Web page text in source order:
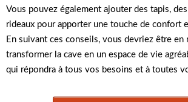
Vous pouvez également ajouter des tapis,
rideaux pour apporter une touche de confort
En suivant ces conseils, vous devriez être en
transformer la cave en un espace de vie
qui répondra à tous vos besoins et à toutes